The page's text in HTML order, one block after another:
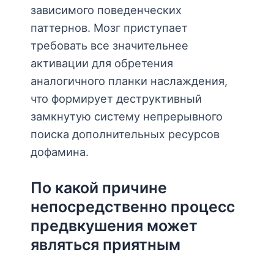
зависимого поведенческих
паттернов. Мозг приступает
требовать все значительнее
активации для обретения
аналогичного планки наслаждения,
что формирует деструктивный
замкнутую систему непрерывного
поиска дополнительных ресурсов
дофамина.
По какой причине
непосредственно процесс
предвкушения может
являться приятным